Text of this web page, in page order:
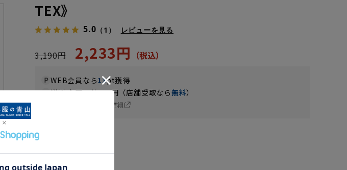
TEX》
5.0 （1） レビューを見る
3,190円 2,233円
WEB会員なら11pt獲得
送料 全国一律550円（店舗受取なら無料）
詳細
カラー